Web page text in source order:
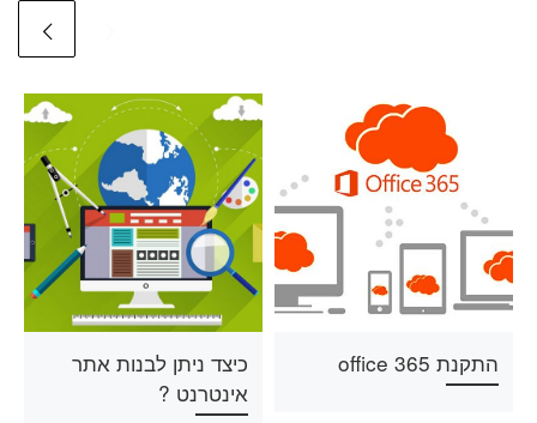
כיצד ניתן לבנות אתר
אינטרנט ?
התקנת office 365